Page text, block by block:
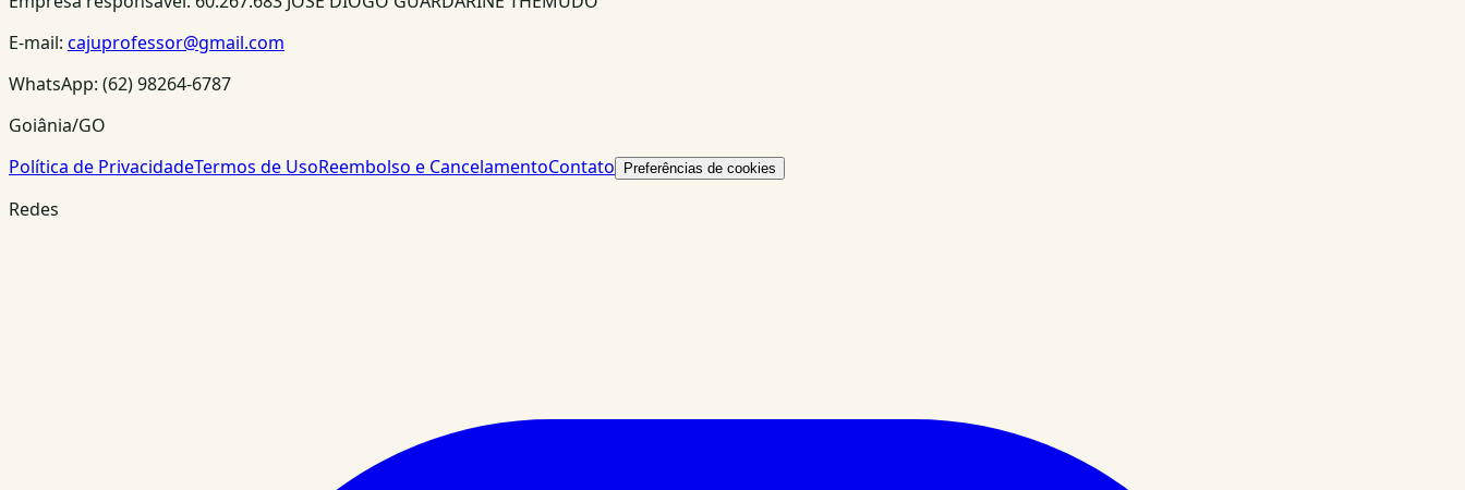
E-mail: cajuprofessor@gmail.com
WhatsApp: (62) 98264-6787
Goiânia/GO
Política de PrivacidadeTermos de UsoReembolso e CancelamentoContato Preferências de cookies
Redes